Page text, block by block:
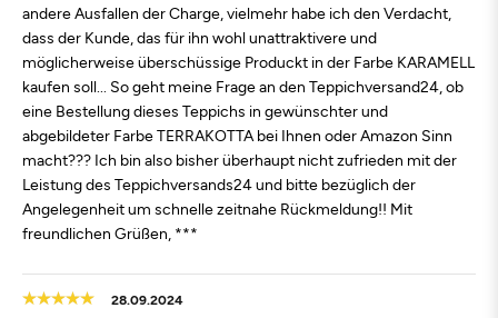
andere Ausfallen der Charge, vielmehr habe ich den Verdacht,
dass der Kunde, das für ihn wohl unattraktivere und
möglicherweise überschüssige Produckt in der Farbe KARAMELL
kaufen soll... So geht meine Frage an den Teppichversand24, ob
eine Bestellung dieses Teppichs in gewünschter und
abgebildeter Farbe TERRAKOTTA bei Ihnen oder Amazon Sinn
macht??? Ich bin also bisher überhaupt nicht zufrieden mit der
Leistung des Teppichversands24 und bitte bezüglich der
Angelegenheit um schnelle zeitnahe Rückmeldung!! Mit
freundlichen Grüßen, ***
28.09.2024